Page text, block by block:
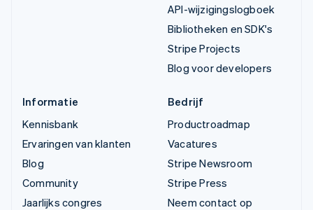
API-wijzigingslogboek
Bibliotheken en SDK's
Stripe Projects
Blog voor developers
Informatie
Kennisbank
Ervaringen van klanten
Blog
Community
Jaarlijks congres
Bedrijf
Productroadmap
Vacatures
Stripe Newsroom
Stripe Press
Neem contact op